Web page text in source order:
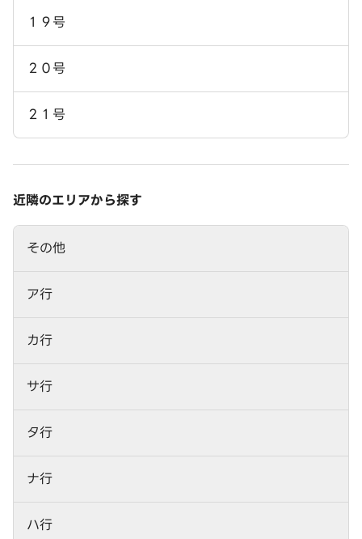
１９号
２０号
２１号
近隣のエリアから探す
その他
ア行
カ行
サ行
タ行
ナ行
ハ行